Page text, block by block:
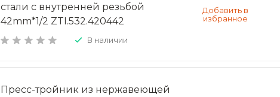
стали с внутренней резьбой
42mm*1/2 ZTI.532.420442
В наличии
Пресс-тройник из нержавеющей